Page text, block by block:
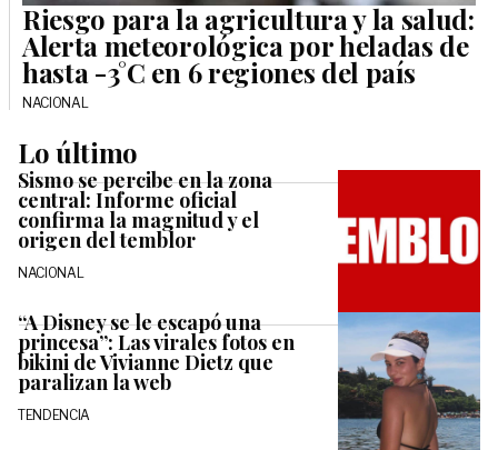
Riesgo para la agricultura y la salud:
Alerta meteorológica por heladas de
hasta -3°C en 6 regiones del país
NACIONAL
Lo último
Sismo se percibe en la zona
central: Informe oficial
confirma la magnitud y el
origen del temblor
NACIONAL
“A Disney se le escapó una
princesa”: Las virales fotos en
bikini de Vivianne Dietz que
paralizan la web
TENDENCIA